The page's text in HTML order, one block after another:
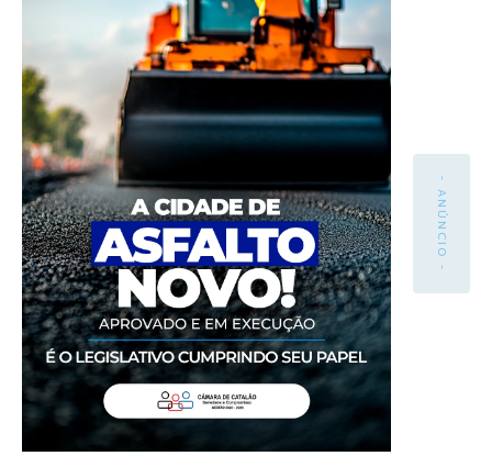
- ANÚNCIO -